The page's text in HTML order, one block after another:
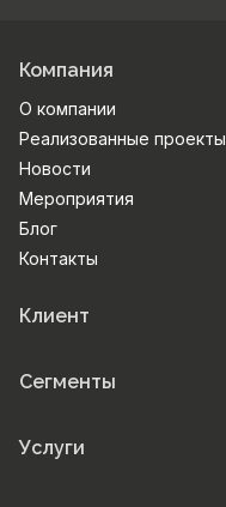
Компания
О компании
Реализованные проекты
Новости
Мероприятия
Блог
Контакты
Клиент
Сегменты
Услуги